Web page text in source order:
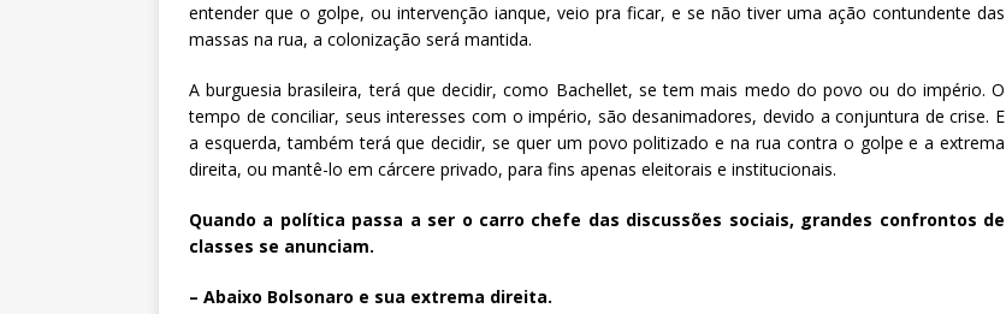
entender que o golpe, ou intervenção ianque, veio pra ficar, e se não tiver uma ação contundente das
massas na rua, a colonização será mantida.
A burguesia brasileira, terá que decidir, como Bachellet, se tem mais medo do povo ou do império. O
tempo de conciliar, seus interesses com o império, são desanimadores, devido a conjuntura de crise. E
a esquerda, também terá que decidir, se quer um povo politizado e na rua contra o golpe e a extrema
direita, ou mantê-lo em cárcere privado, para fins apenas eleitorais e institucionais.
Quando a política passa a ser o carro chefe das discussões sociais, grandes confrontos de
classes se anunciam.
– Abaixo Bolsonaro e sua extrema direita.